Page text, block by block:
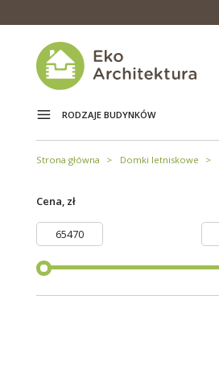
RODZAJE BUDYNKÓW
Strona główna Domki letniskowe
Cena, zł